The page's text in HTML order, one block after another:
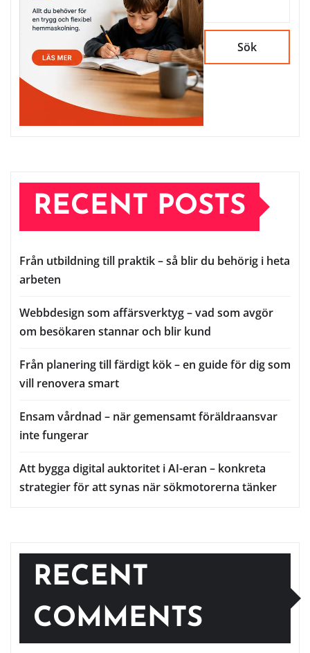
Sök
RECENT POSTS
Från utbildning till praktik – så blir du behörig i heta
arbeten
Webbdesign som affärsverktyg – vad som avgör
om besökaren stannar och blir kund
Från planering till färdigt kök – en guide för dig som
vill renovera smart
Ensam vårdnad – när gemensamt föräldraansvar
inte fungerar
Att bygga digital auktoritet i AI-eran – konkreta
strategier för att synas när sökmotorerna tänker
RECENT
COMMENTS